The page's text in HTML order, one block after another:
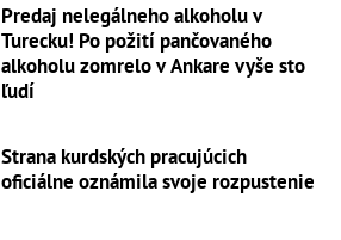
Predaj nelegálneho alkoholu v
Turecku! Po požití pančovaného
alkoholu zomrelo v Ankare vyše sto
ľudí
Strana kurdských pracujúcich
oficiálne oznámila svoje rozpustenie